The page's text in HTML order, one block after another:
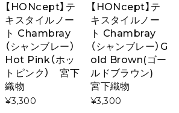
【HONcept】テ
キスタイルノー
ト Chambray
（シャンブレー）
Hot Pink（ホッ
トピンク） 宮下
織物
¥3,300
【HONcept】テ
キスタイルノー
ト Chambray
（シャンブレー）G
old Brown(ゴー
ルドブラウン)
宮下織物
¥3,300